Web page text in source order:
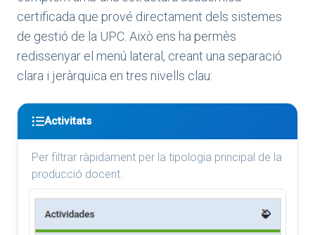
certificada que prové directament dels sistemes
de gestió de la UPC. Això ens ha permès
redissenyar el menú lateral, creant una separació
clara i jeràrquica en tres nivells clau:
Activitats
Per filtrar ràpidament per la tipologia principal de la
producció docent.